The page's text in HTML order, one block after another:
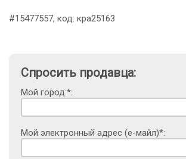
#15477557, код: кра25163
Спросить продавца:
Мой город:*:
Мой электронный адрес (е-майл)*: